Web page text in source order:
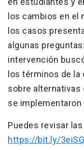
los cambios en el
los casos
algunas
intervención
los términos de
sobre alternativas
se implementaron
Puedes revisar
https://bit.ly/